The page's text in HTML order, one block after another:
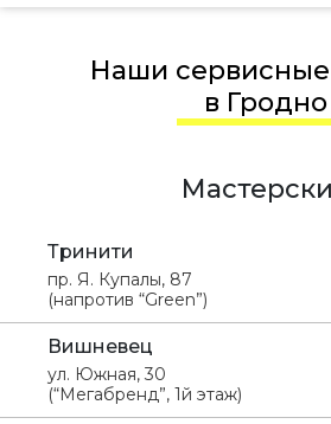
Наши
в Гродно
Тринити
пр. Я. Купалы, 87
(напротив “Green”)
Вишневец
ул. Южная, 30
(“Мегабренд”, 1й этаж)